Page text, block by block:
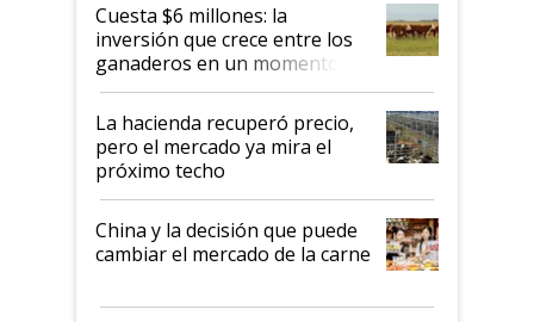
Cuesta $6 millones: la
inversión que crece entre los
ganaderos en un momento
histórico para la actividad
La hacienda recuperó precio,
pero el mercado ya mira el
próximo techo
China y la decisión que puede
cambiar el mercado de la carne